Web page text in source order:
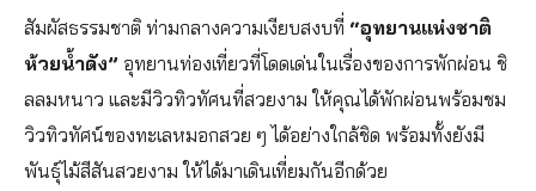
สัมผัสธรรมชาติ ท่ามกลางความเงียบสงบที่ “อุทยานแห่งชาติ
ห้วยน้ำดัง” อุทยานท่องเที่ยวที่โดดเด่นในเรื่องของการพักผ่อน ชิ
ลลมหนาว และมีวิวทิวทัศนที่สวยงาม ให้คุณได้พักผ่อนพร้อมชม
วิวทิวทัศน์ของทะเลหมอกสวย ๆ ได้อย่างใกล้ชิด พร้อมทั้งยังมี
พันธุ์ไม้สีสันสวยงาม ให้ได้มาเดินเที่ยมกันอีกด้วย